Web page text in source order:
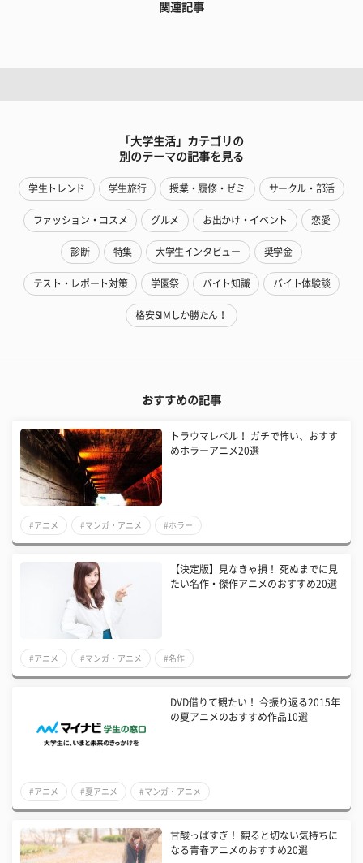
関連記事
「大学生活」カテゴリの
別のテーマの記事を見る
学生トレンド 学生旅行 授業・履修・ゼミ サークル・部活
ファッション・コスメ グルメ お出かけ・イベント 恋愛
診断 特集 大学生インタビュー 奨学金
テスト・レポート対策 学園祭 バイト知識 バイト体験談
格安SIMしか勝たん！
おすすめの記事
トラウマレベル！ ガチで怖い、おすす
めホラーアニメ20選
#アニメ #マンガ・アニメ #ホラー
【決定版】見なきゃ損！ 死ぬまでに見
たい名作・傑作アニメのおすすめ20選
#アニメ #マンガ・アニメ #名作
DVD借りて観たい！ 今振り返る2015年
の夏アニメのおすすめ作品10選
#アニメ #夏アニメ #マンガ・アニメ
甘酸っぱすぎ！ 観ると切ない気持ちに
なる青春アニメのおすすめ20選